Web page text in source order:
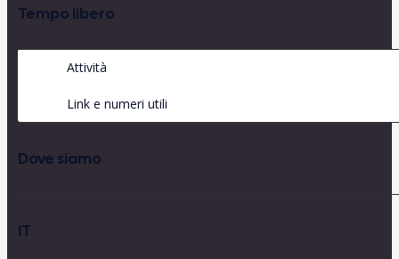
Tempo libero
Attività
Link e numeri utili
Dove siamo
IT